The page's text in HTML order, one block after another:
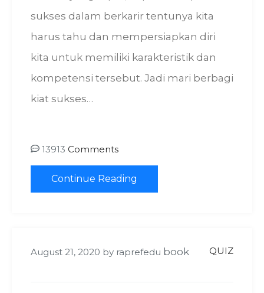
sukses dalam berkarir tentunya kita
harus tahu dan mempersiapkan diri
kita untuk memiliki karakteristik dan
kompetensi tersebut. Jadi mari berbagi
kiat sukses…
13913 Comments
Continue Reading
August 21, 2020 by raprefedu book QUIZ